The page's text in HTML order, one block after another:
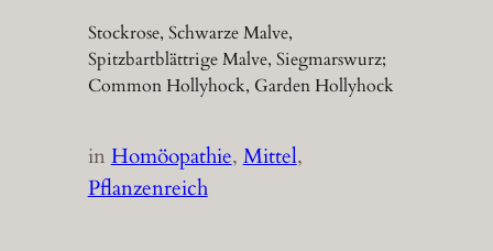
Stockrose, Schwarze Malve,
Spitzbartblättrige Malve, Siegmarswurz;
Common Hollyhock, Garden Hollyhock
inHomöopathie, Mittel
Pflanzenreich